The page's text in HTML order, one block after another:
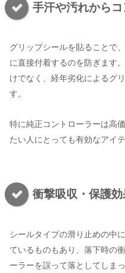
手汗や汚れから
グリップシールを貼ることで
に直接付着するのを防ぎます
けでなく、経年劣化によるグ
す。
特に純正コントローラーは高
たい人にとっても有効なアイテ
衝撃吸収・保護
シールタイプの滑り止めの中
ているものもあり、落下時の
ーラーを誤って落としてしま